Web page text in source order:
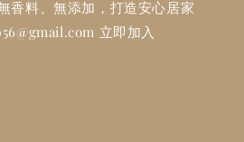
香料、無添加，打造安心居家
立即加入